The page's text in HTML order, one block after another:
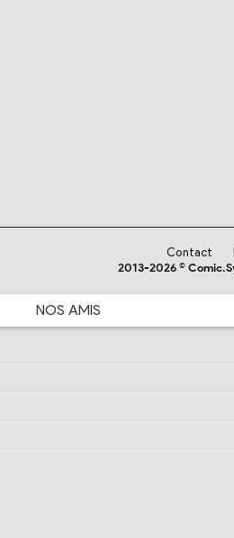
Contact
2013-2026 ©
NOS AMIS